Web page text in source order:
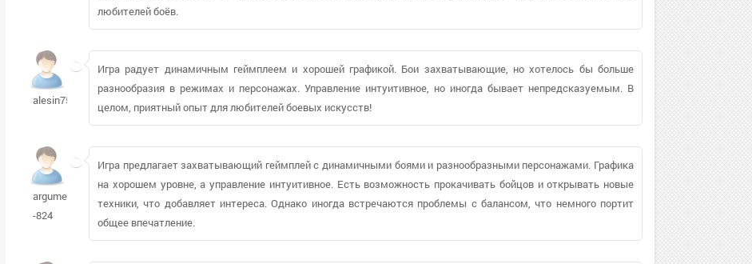
любителей боёв.
alesin75
Игра радует динамичным геймплеем и хорошей графикой. Бои захватывающие, но хотелось бы больше
разнообразия в режимах и персонажах. Управление интуитивное, но иногда бывает непредсказуемым. В
целом, приятный опыт для любителей боевых искусств!
argument-
-824
Игра предлагает захватывающий геймплей с динамичными боями и разнообразными персонажами. Графика
на хорошем уровне, а управление интуитивное. Есть возможность прокачивать бойцов и открывать новые
техники, что добавляет интереса. Однако иногда встречаются проблемы с балансом, что немного портит
общее впечатление.